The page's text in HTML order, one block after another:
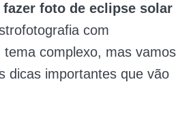
fazer foto de eclipse solar
com
complexo, mas vamos
dicas importantes que vão